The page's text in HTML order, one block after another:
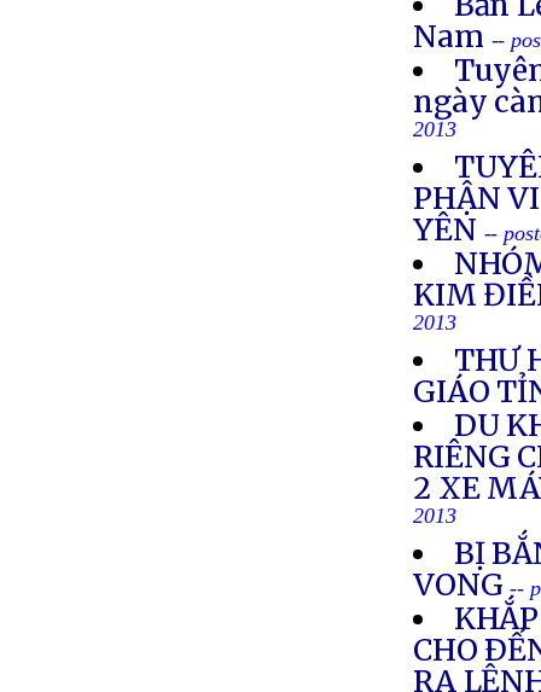
Nam --
ngày
2013
PHẬN
YÊN --
KIM
2013
THƯ
GIÁO
DU
RIÊNG
2 XE
2013
BỊ
VONG --
CHO
RA